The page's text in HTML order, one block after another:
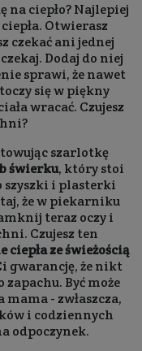
ciepło? Najlepiej
Otwierasz
czekać ani jednej
Dodaj do niej
sprawi, że nawet
się w piękny
wracać. Czujesz
szarlotkę
świerku, który stoi
szyszki i plasterki
że w piekarniku
teraz oczy i
Czujesz ten
ciepła ze świeżością
gwarancję, że nikt
Być może
- zwłaszcza,
i codziennych
odpoczynek.